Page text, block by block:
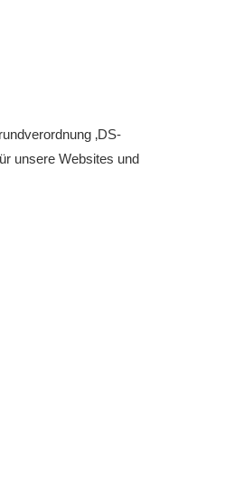
‚DS-
unsere Websites und